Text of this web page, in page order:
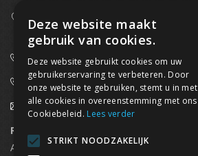
Westpoort 37B,
2070 Zwijndrecht
0800/61 667 (24/7 bereikbaar)
03/369.60.29
info@waterdicht-vochtbestrijding.be
Regionaal contact
Antwerpen
03/369.60.29
Deze website maakt
gebruik van cookies.
Deze website gebruikt cookies om uw
gebruikerservaring te verbeteren. Door
onze website te gebruiken, stemt u in met
alle cookies in overeenstemming met ons
Cookiebeleid. Lees verder
STRIKT NOODZAKELIJK